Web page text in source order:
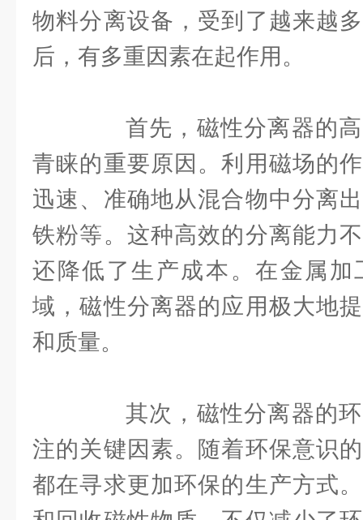
物料分离设备，受到了越来越
后，有多重因素在起作用。
首先，磁性分离器的高
青睐的重要原因。利用磁场的
迅速、准确地从混合物中分离
铁粉等。这种高效的分离能力
还降低了生产成本。在金属加
域，磁性分离器的应用极大地
和质量。
其次，磁性分离器的环
注的关键因素。随着环保意识
都在寻求更加环保的生产方式